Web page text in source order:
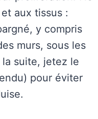
aux tissus :
y compris
murs, sous les
suite, jetez le
pour éviter